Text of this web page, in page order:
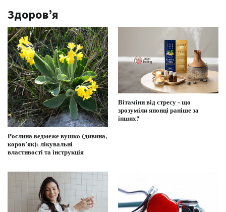
Здоров’я
Рослина ведмеже вушко (дивина,
коров’як): лікувальні
властивості та інструкція
Вітаміни від стресу – що
зрозуміли японці раніше за
інших?